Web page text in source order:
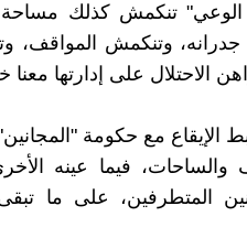
تنكمش كذلك مساحة
وتنكمش المواقف،
الاحتلال على إدارتها
الإيقاع مع حكومة
فيما عينه
المتطرفين، على ما